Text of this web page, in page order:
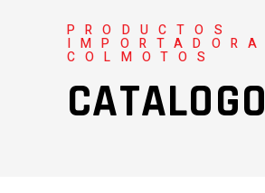
PRODUCTOS
IMPORTADORA
COLMOTOS
CATALOGO